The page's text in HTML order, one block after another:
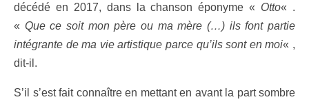
décédé en 2017, dans la chanson éponyme « Otto« .
« Que ce soit mon père ou ma mère (…) ils font partie
intégrante de ma vie artistique parce qu’ils sont en moi« ,
dit-il.
S’il s’est fait connaître en mettant en avant la part sombre